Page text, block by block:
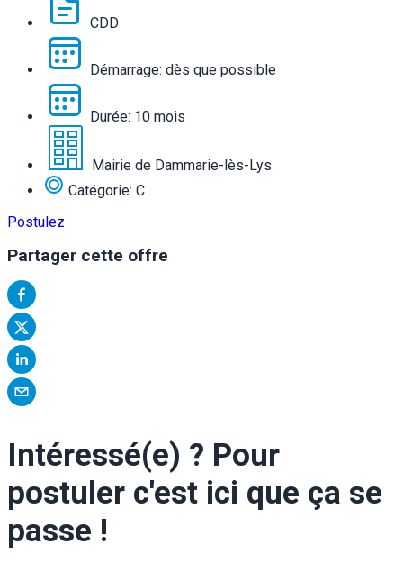
CDD
Démarrage: dès que possible
Durée: 10 mois
Mairie de Dammarie-lès-Lys
Catégorie: C
Postulez
Partager cette offre
Intéressé(e) ? Pour
postuler c'est ici que ça se
passe !